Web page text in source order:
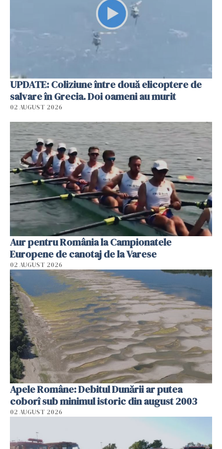
UPDATE: Coliziune între două elicoptere de
salvare în Grecia. Doi oameni au murit
02 AUGUST 2026
Aur pentru România la Campionatele
Europene de canotaj de la Varese
02 AUGUST 2026
Apele Române: Debitul Dunării ar putea
coborî sub minimul istoric din august 2003
02 AUGUST 2026